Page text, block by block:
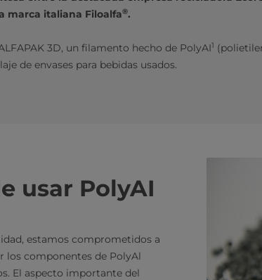
marca italiana Filoalfa®.
3D, un filamento hecho de PolyAI1
de envases para bebidas usados.
usar PolyAI
estamos comprometidos a
los componentes de PolyAl
El aspecto importante del